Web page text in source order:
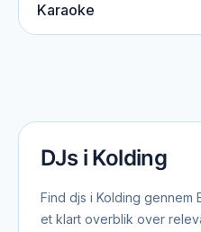
Karaoke
DJs i Kolding
Find djs i Kolding gennem
et klart overblik over